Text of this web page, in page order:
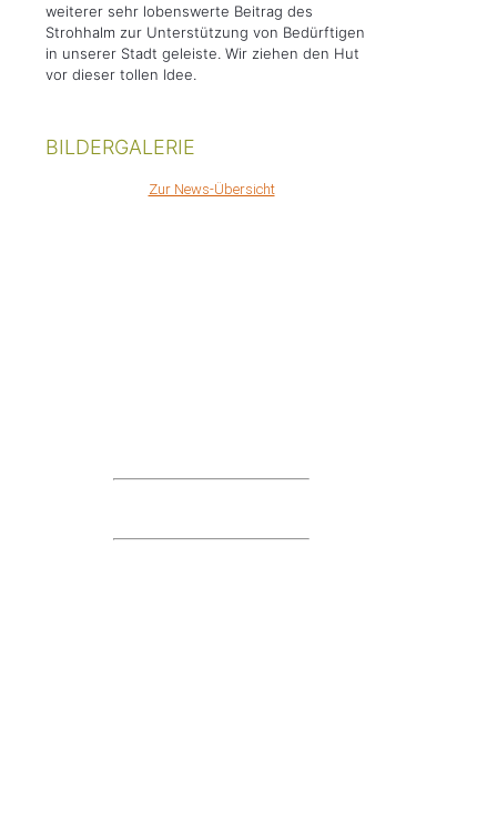
weiterer sehr lobenswerte Beitrag des
Strohhalm zur Unterstützung von Bedürftigen
in unserer Stadt geleiste. Wir ziehen den Hut
vor dieser tollen Idee.
BILDERGALERIE
Zur News-Übersicht